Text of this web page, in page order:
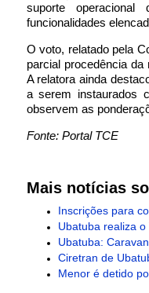
suporte operacional
funcionalidades
O voto, relatado pela
parcial procedência
A relatora ainda
a serem instaurados
observem as
Fonte: Portal TCE
Mais notícias
Inscrições para
Ubatuba realiza
Ubatuba:
Ciretran de
Menor é detido